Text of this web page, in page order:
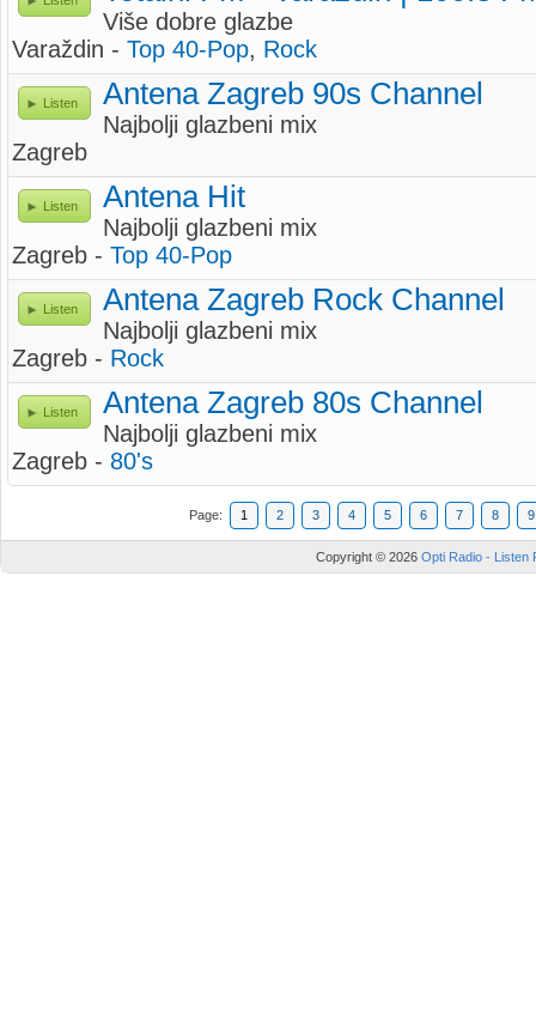
Više dobre glazbe
Varaždin - Top 40-Pop, Rock
Listen Antena Zagreb 90s Channel
Najbolji glazbeni mix
Zagreb
Listen Antena Hit
Najbolji glazbeni mix
Zagreb - Top 40-Pop
Listen Antena Zagreb Rock Channel
Najbolji glazbeni mix
Zagreb - Rock
Listen Antena Zagreb 80s Channel
Najbolji glazbeni mix
Zagreb - 80's
Page: 1 2 3 4 5 6 7 8 9
Copyright © 2026 Opti Radio - Listen